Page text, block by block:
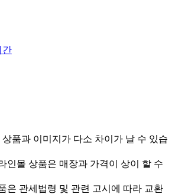
간
품과 이미지가 다소 차이가 날 수 있습
인몰 상품은 매장과 가격이 상이 할 수
은 관세법령 및 관련 고시에 따라 교환